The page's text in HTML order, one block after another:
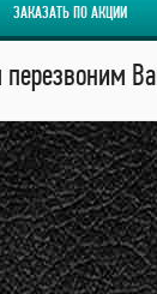
ЗАКАЗАТЬ ПО АКЦИИ